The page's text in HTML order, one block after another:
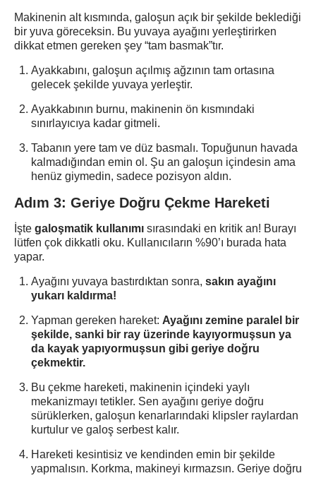
Makinenin alt kısmında, galoşun açık bir şekilde beklediği
bir yuva göreceksin. Bu yuvaya ayağını yerleştirirken
dikkat etmen gereken şey “tam basmak”tır.
Ayakkabını, galoşun açılmış ağzının tam ortasına
gelecek şekilde yuvaya yerleştir.
Ayakkabının burnu, makinenin ön kısmındaki
sınırlayıcıya kadar gitmeli.
Tabanın yere tam ve düz basmalı. Topuğunun havada
kalmadığından emin ol. Şu an galoşun içindesin ama
henüz giymedin, sadece pozisyon aldın.
Adım 3: Geriye Doğru Çekme Hareketi
İşte galoşmatik kullanımı sırasındaki en kritik an! Burayı
lütfen çok dikkatli oku. Kullanıcıların %90’ı burada hata
yapar.
Ayağını yuvaya bastırdıktan sonra, sakın ayağını
yukarı kaldırma!
Yapman gereken hareket: Ayağını zemine paralel bir
şekilde, sanki bir ray üzerinde kayıyormuşsun ya
da kayak yapıyormuşsun gibi geriye doğru
çekmektir.
Bu çekme hareketi, makinenin içindeki yaylı
mekanizmayı tetikler. Sen ayağını geriye doğru
sürüklerken, galoşun kenarlarındaki klipsler raylardan
kurtulur ve galoş serbest kalır.
Hareketi kesintisiz ve kendinden emin bir şekilde
yapmalısın. Korkma, makineyi kırmazsın. Geriye doğru